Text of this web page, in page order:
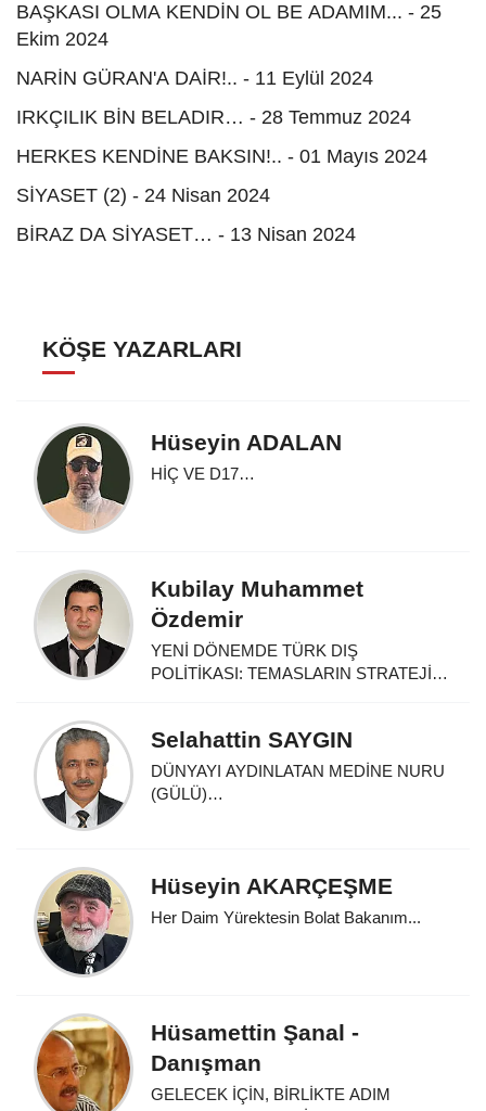
BAŞKASI OLMA KENDİN OL BE ADAMIM... - 25
Ekim 2024
NARİN GÜRAN'A DAİR!.. - 11 Eylül 2024
IRKÇILIK BİN BELADIR… - 28 Temmuz 2024
HERKES KENDİNE BAKSIN!.. - 01 Mayıs 2024
SİYASET (2) - 24 Nisan 2024
BİRAZ DA SİYASET… - 13 Nisan 2024
KÖŞE YAZARLARI
Hüseyin ADALAN
HİÇ VE D17…
Kubilay Muhammet
Özdemir
YENİ DÖNEMDE TÜRK DIŞ
POLİTİKASI: TEMASLARIN STRATEJİK
Selahattin SAYGIN
DÜNYAYI AYDINLATAN MEDİNE NURU
(GÜLÜ)…
Hüseyin AKARÇEŞME
Her Daim Yürektesin Bolat Bakanım...
Hüsamettin Şanal -
Danışman
GELECEK İÇİN, BİRLİKTE ADIM